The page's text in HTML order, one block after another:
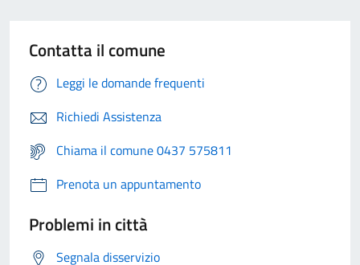
Contatta il comune
Leggi le domande frequenti
Richiedi Assistenza
Chiama il comune 0437 575811
Prenota un appuntamento
Problemi in città
Segnala disservizio